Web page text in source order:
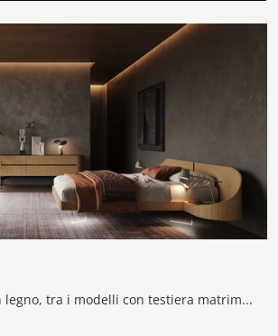
Il letto Ottanta in legno, tra i modelli con testiera matrimoniali design di Voltan, è perfetto per assicurarti il riposo migliore.